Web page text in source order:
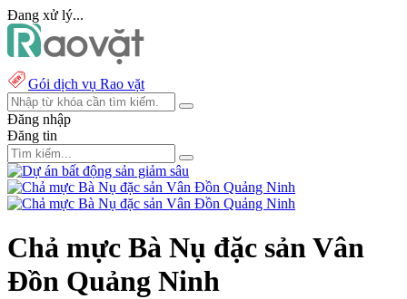
Đang xử lý...
Gói dịch vụ Rao vặt
Đăng nhập
Đăng tin
Chả mực Bà Nụ đặc sản Vân
Đồn Quảng Ninh